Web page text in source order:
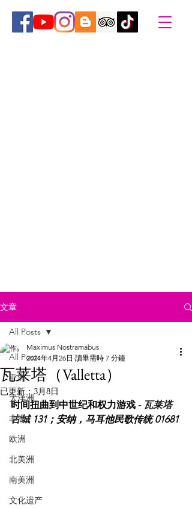
文章
All Posts
亚洲
大洋洲
非洲
欧洲
北美洲
南美洲
文化遗产
All Posts
瓦莱塔（Valletta）
Maximus Nostramabus
2024年4月26日 讀畢需時 7 分鐘
已更新：3月8日
时间扭曲到中世纪和权力游戏 - 瓦莱塔
古城 131；安纳，马耳他民歌传统 01681